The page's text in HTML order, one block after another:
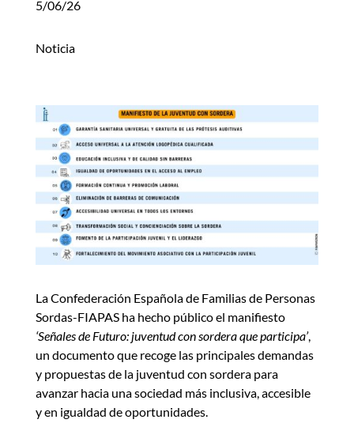
5/06/26
Noticia
La Confederación Española de Familias de Personas
Sordas-FIAPAS ha hecho público el manifiesto
‘Señales de Futuro: juventud con sordera que participa’,
un documento que recoge las principales demandas
y propuestas de la juventud con sordera para
avanzar hacia una sociedad más inclusiva, accesible
y en igualdad de oportunidades.